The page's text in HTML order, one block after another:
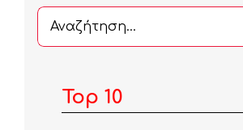
Αναζήτηση
...
Top 10